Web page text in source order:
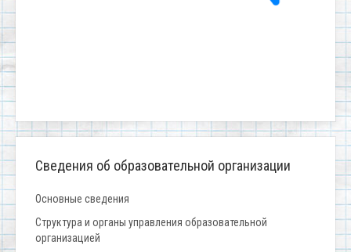
Сведения об образовательной организации
Основные сведения
Структура и органы управления образовательной
организацией